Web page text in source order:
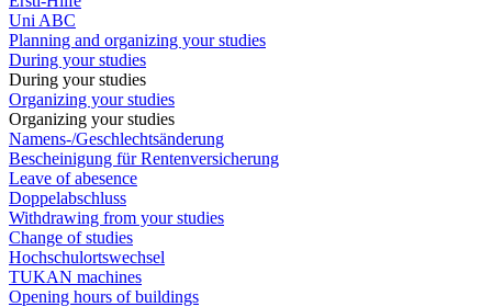
Uni ABC
Planning and organizing your studies
During your studies
During your studies
Organizing your studies
Organizing your studies
Namens-/Geschlechtsänderung
Bescheinigung für Rentenversicherung
Leave of abesence
Doppelabschluss
Withdrawing from your studies
Change of studies
Hochschulortswechsel
TUKAN machines
Opening hours of buildings